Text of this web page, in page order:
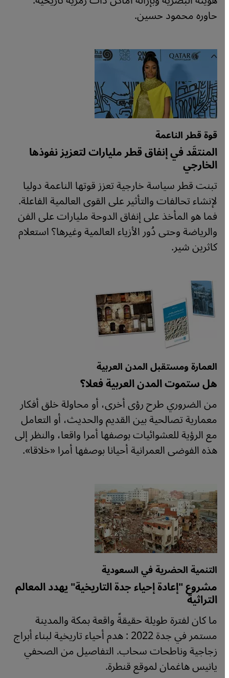
حاوره محمود حسين.
قوة قطر الناعمة
المنتقَد في إنفاق قطر مليارات لتعزيز نفوذها
الخارجي
تبنت قطر سياسة خارجية تعزز قوتها الناعمة دوليا
لإنشاء تحالفات والتأثير على القوى العالمية الفاعلة.
فما هو المأخذ على إنفاق الدوحة مليارات على الفن
والرياضة وحتى دُور الأزياء العالمية وغيرها؟ استعلام
كاثرين شير.
العمارة ومستقبل المدن العربية
هل ستموت المدن العربية فعلا؟
من الضروري طرح رؤى أخرى، أو محاولة خلق أفكار
معمارية تصالحية بين القديم والحديث، أو التعامل
مع الرؤية للعشوائيات بوصفها أمرا واقعا، والنظر إلى
هذه الفوضى العمرانية أحيانا بوصفها أمرا «خلاقا».
التنمية الحضرية في السعودية
مشروع "إعادة إحياء جدة التاريخية" يهدد المعالم
التراثية
ما كان لفترة طويلة حقيقةً واقعة بمكة والمدينة
مستمر في جدة 2022 : هدم أحياء تاريخية لبناء أبراج
زجاجية وناطحات سحاب. التفاصيل من الصحفي
يانيس هاغمان لموقع قنطرة.